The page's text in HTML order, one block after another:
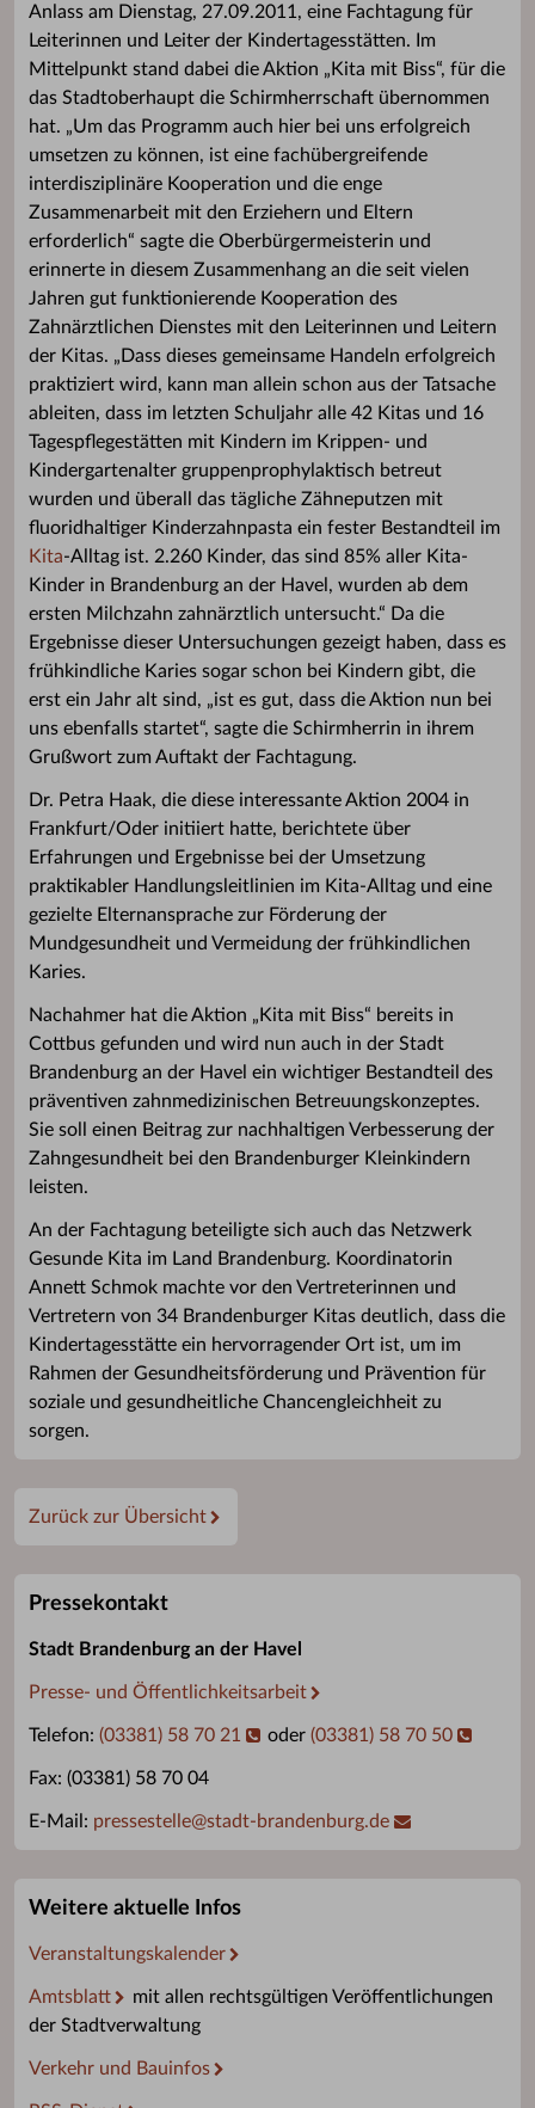
Anlass am Dienstag, 27.09.2011, eine Fachtagung für
Leiterinnen und Leiter der Kindertagesstätten. Im
Mittelpunkt stand dabei die Aktion „Kita mit Biss“, für die
das Stadtoberhaupt die Schirmherrschaft übernommen
hat. „Um das Programm auch hier bei uns erfolgreich
umsetzen zu können, ist eine fachübergreifende
interdisziplinäre Kooperation und die enge
Zusammenarbeit mit den Erziehern und Eltern
erforderlich“ sagte die Oberbürgermeisterin und
erinnerte in diesem Zusammenhang an die seit vielen
Jahren gut funktionierende Kooperation des
Zahnärztlichen Dienstes mit den Leiterinnen und Leitern
der Kitas. „Dass dieses gemeinsame Handeln erfolgreich
praktiziert wird, kann man allein schon aus der Tatsache
ableiten, dass im letzten Schuljahr alle 42 Kitas und 16
Tagespflegestätten mit Kindern im Krippen- und
Kindergartenalter gruppenprophylaktisch betreut
wurden und überall das tägliche Zähneputzen mit
fluoridhaltiger Kinderzahnpasta ein fester Bestandteil im
Kita-Alltag ist. 2.260 Kinder, das sind 85% aller Kita-
Kinder in Brandenburg an der Havel, wurden ab dem
ersten Milchzahn zahnärztlich untersucht.“ Da die
Ergebnisse dieser Untersuchungen gezeigt haben, dass es
frühkindliche Karies sogar schon bei Kindern gibt, die
erst ein Jahr alt sind, „ist es gut, dass die Aktion nun bei
uns ebenfalls startet“, sagte die Schirmherrin in ihrem
Grußwort zum Auftakt der Fachtagung.
Dr. Petra Haak, die diese interessante Aktion 2004 in
Frankfurt/Oder initiiert hatte, berichtete über
Erfahrungen und Ergebnisse bei der Umsetzung
praktikabler Handlungsleitlinien im Kita-Alltag und eine
gezielte Elternansprache zur Förderung der
Mundgesundheit und Vermeidung der frühkindlichen
Karies.
Nachahmer hat die Aktion „Kita mit Biss“ bereits in
Cottbus gefunden und wird nun auch in der Stadt
Brandenburg an der Havel ein wichtiger Bestandteil des
präventiven zahnmedizinischen Betreuungskonzeptes.
Sie soll einen Beitrag zur nachhaltigen Verbesserung der
Zahngesundheit bei den Brandenburger Kleinkindern
leisten.
An der Fachtagung beteiligte sich auch das Netzwerk
Gesunde Kita im Land Brandenburg. Koordinatorin
Annett Schmok machte vor den Vertreterinnen und
Vertretern von 34 Brandenburger Kitas deutlich, dass die
Kindertagesstätte ein hervorragender Ort ist, um im
Rahmen der Gesundheitsförderung und Prävention für
soziale und gesundheitliche Chancengleichheit zu
sorgen.
Zurück zur Übersicht
Pressekontakt
Stadt Brandenburg an der Havel
Presse- und Öffentlichkeitsarbeit
Telefon: (03381) 58 70 21 oder (03381) 58 70 50
Fax: (03381) 58 70 04
E-Mail: pressestelle@stadt-brandenburg.de
Weitere aktuelle Infos
Veranstaltungskalender
Amtsblatt
mit allen rechtsgültigen Veröffentlichungen
der Stadtverwaltung
Verkehr und Bauinfos